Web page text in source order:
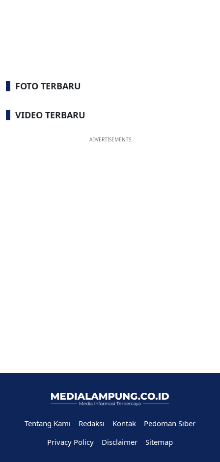
FOTO TERBARU
VIDEO TERBARU
ADVERTISEMENTS
Tentang Kami Redaksi Kontak
Pedoman Siber
Privacy Policy
Disclaimer Sitemap